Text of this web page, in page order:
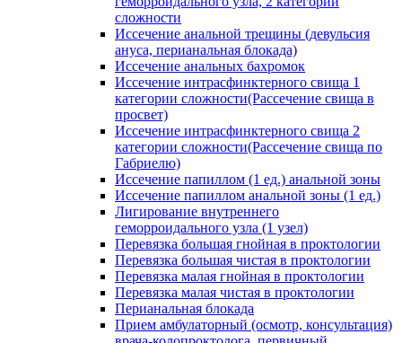
сложности
Иссечение анальной трещины (девульсия
ануса, перианальная блокада)
Иссечение анальных бахромок
Иссечение интрасфинктерного свища 1
категории сложности(Рассечение свища в
просвет)
Иссечение интрасфинктерного свища 2
категории сложности(Рассечение свища по
Габриелю)
Иссечение папиллом (1 ед.) анальной зоны
Иссечение папиллом анальной зоны (1 ед.)
Лигирование внутреннего
геморроидального узла (1 узел)
Перевязка большая гнойная в проктологии
Перевязка большая чистая в проктологии
Перевязка малая гнойная в проктологии
Перевязка малая чистая в проктологии
Перианальная блокада
Прием амбулаторный (осмотр, консультация)